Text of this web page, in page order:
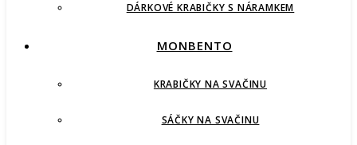
DÁRKOVÉ KRABIČKY S NÁRAMKEM
MONBENTO
KRABIČKY NA SVAČINU
SÁČKY NA SVAČINU